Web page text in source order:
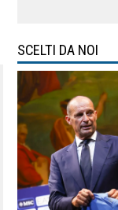
SCELTI DA NOI